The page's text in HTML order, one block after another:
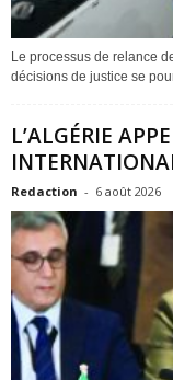
Le processus de relance
décisions de justice se
L’ALGÉRIE
Redaction - 6 août 2026